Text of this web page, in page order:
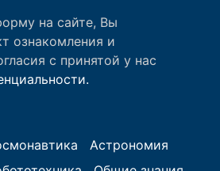
на сайте, Вы
ознакомления и
с принятой у нас
Астрономия